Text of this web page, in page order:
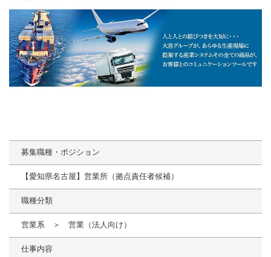
募集職種・ポジション
【愛知県名古屋】営業所（拠点責任者候補）
職種分類
営業系 ＞ 営業（法人向け）
仕事内容